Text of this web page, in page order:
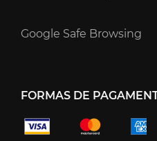
Google Safe Browsing
FORMAS DE